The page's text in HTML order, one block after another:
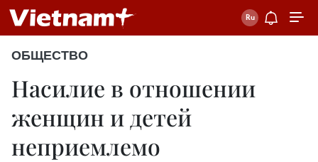
ОБЩЕСТВО
Насилие в отношении
женщин и детей
неприемлемо